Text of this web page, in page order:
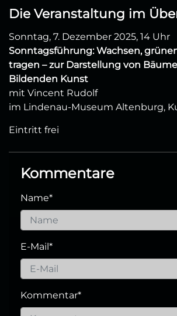
Die Veranstaltung im
Sonntag, 7. Dezember 2025, 14 Uhr
Sonntagsführung: Wachsen,
tragen – zur Darstellung von
Bildenden Kunst
mit Vincent Rudolf
im Lindenau-Museum Altenburg,
Eintritt frei
Kommentare
Name*
E-Mail*
Kommentar*